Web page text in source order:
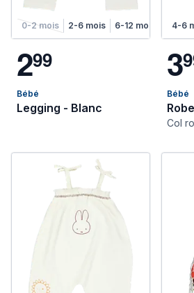
0-2 mois 2-6 mois 6-12 mois 1-2 ans
299
Bébé
Legging - Blanc
4-6
39
Bébé
Col